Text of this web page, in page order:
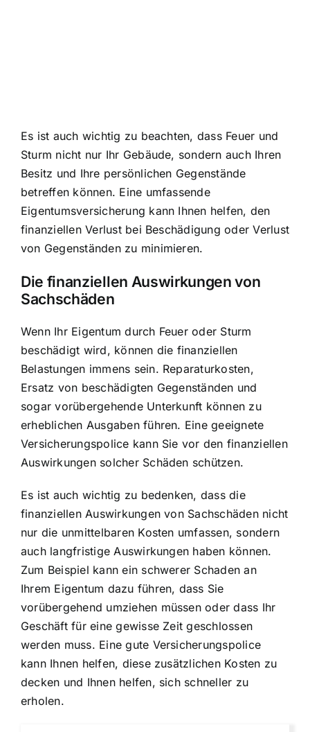
Es ist auch wichtig zu beachten, dass Feuer und
Sturm nicht nur Ihr Gebäude, sondern auch Ihren
Besitz und Ihre persönlichen Gegenstände
betreffen können. Eine umfassende
Eigentumsversicherung kann Ihnen helfen, den
finanziellen Verlust bei Beschädigung oder Verlust
von Gegenständen zu minimieren.
Die finanziellen Auswirkungen von
Sachschäden
Wenn Ihr Eigentum durch Feuer oder Sturm
beschädigt wird, können die finanziellen
Belastungen immens sein. Reparaturkosten,
Ersatz von beschädigten Gegenständen und
sogar vorübergehende Unterkunft können zu
erheblichen Ausgaben führen. Eine geeignete
Versicherungspolice kann Sie vor den finanziellen
Auswirkungen solcher Schäden schützen.
Es ist auch wichtig zu bedenken, dass die
finanziellen Auswirkungen von Sachschäden nicht
nur die unmittelbaren Kosten umfassen, sondern
auch langfristige Auswirkungen haben können.
Zum Beispiel kann ein schwerer Schaden an
Ihrem Eigentum dazu führen, dass Sie
vorübergehend umziehen müssen oder dass Ihr
Geschäft für eine gewisse Zeit geschlossen
werden muss. Eine gute Versicherungspolice
kann Ihnen helfen, diese zusätzlichen Kosten zu
decken und Ihnen helfen, sich schneller zu
erholen.